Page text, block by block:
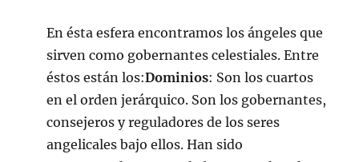
En ésta esfera encontramos los ángeles que
sirven como gobernantes celestiales. Entre
éstos están los:Dominios: Son los cuartos
en el orden jerárquico. Son los gobernantes,
consejeros y reguladores de los seres
angelicales bajo ellos. Han sido